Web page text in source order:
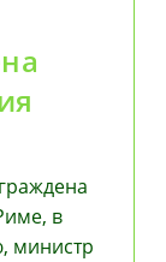
в
министр